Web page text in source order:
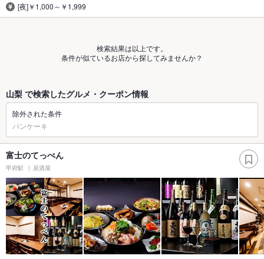
[夜]￥1,000～￥1,999
検索結果は以上です。
条件が似ているお店から探してみませんか？
山梨 で検索したグルメ・クーポン情報
除外された条件
パンケーキ
富士のてっぺん
甲府駅 居酒屋